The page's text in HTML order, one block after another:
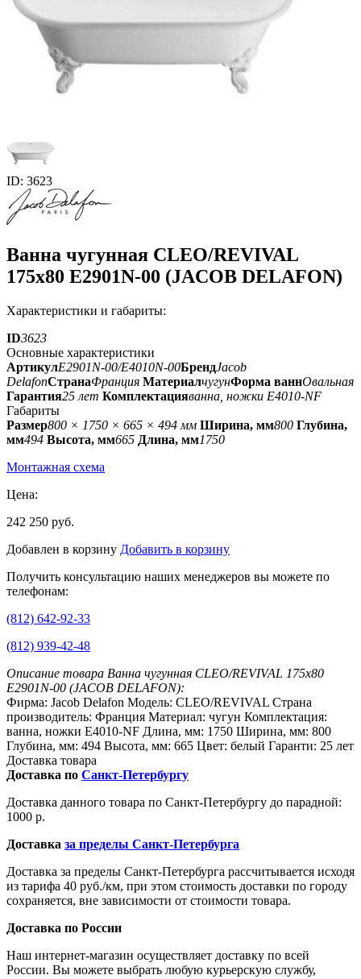
ID: 3623
Ванна чугунная CLEO/REVIVAL
175х80 E2901N-00 (JACOB DELAFON)
Характеристики и габариты:
ID3623
Основные характеристики
АртикулE2901N-00/E4010N-00БрендJacob
DelafonСтранаФранция МатериалчугунФорма ваннОвальная
Гарантия25 лет Комплектацияванна, ножки E4010-NF
Габариты
Размер800 × 1750 × 665 × 494 мм Ширина, мм800 Глубина,
мм494 Высота, мм665 Длина, мм1750
Монтажная схема
Цена:
242 250 руб.
Добавлен в корзину Добавить в корзину
Получить консультацию наших менеджеров вы можете по
телефонам:
(812) 642-92-33
(812) 939-42-48
Описание товара Ванна чугунная CLEO/REVIVAL 175х80
E2901N-00 (JACOB DELAFON):
Фирма: Jacob Delafon Модель: CLEO/REVIVAL Страна
производитель: Франция Материал: чугун Комплектация:
ванна, ножки E4010-NF Длина, мм: 1750 Ширина, мм: 800
Глубина, мм: 494 Высота, мм: 665 Цвет: белый Гаранти: 25 лет
Доставка товара
Доставка по Санкт-Петербургу
Доставка данного товара по Санкт-Петербургу до парадной:
1000 р.
Доставка за пределы Санкт-Петербурга
Доставка за пределы Санкт-Петербурга рассчитывается исходя
из тарифа 40 руб./км, при этом стоимость доставки по городу
сохраняется, вне зависимости от стоимости товара.
Доставка по России
Наш интернет-магазин осуществляет доставку по всей
России. Вы можете выбрать любую курьерскую службу,